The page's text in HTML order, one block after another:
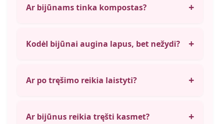
Ar bijūnams tinka kompostas? +
Kodėl bijūnai augina lapus, bet nežydi? +
Ar po tręšimo reikia laistyti? +
Ar bijūnus reikia tręšti kasmet? +